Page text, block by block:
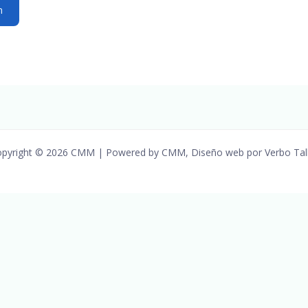
© 2026 CMM | Powered by CMM, Diseño web por Verbo